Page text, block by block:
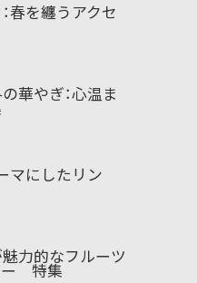
春を纏うアクセ
華やぎ：心温ま
マにしたリン
力的なフルーツ
ー 特集